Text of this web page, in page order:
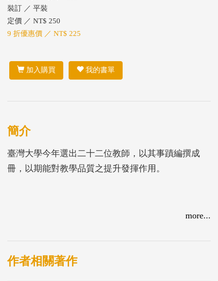
裝訂 ／ 平裝
定價 ／ NT$ 250
9 折優惠價 ／ NT$ 225
加入購買 我的書單
簡介
臺灣大學今年選出二十二位教師，以其事蹟編撰成
冊，以期能對教學品質之提升發揮作用。
more...
作者相關著作